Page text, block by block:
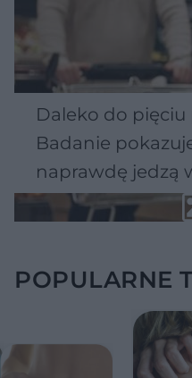
Daleko do
Badanie
naprawdę jedzą
POPULARNE